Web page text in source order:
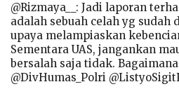
@Rizmaya__: Jadi laporan
adalah sebuah celah yg sudah
upaya melampiaskan
Sementara UAS, jangankan
bersalah saja tidak.
@DivHumas_Polri